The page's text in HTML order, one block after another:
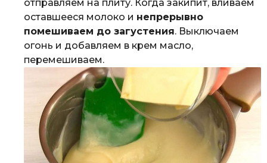
отправляем на плиту. Когда закипит, вливаем
оставшееся молоко и непрерывно
помешиваем до загустения. Выключаем
огонь и добавляем в крем масло,
перемешиваем.